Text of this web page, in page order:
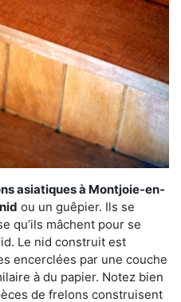
asiatiques à Montjoie-en-
ou un guêpier. Ils se
qu’ils mâchent pour se
Le nid construit est
encerclées par une couche
à du papier. Notez bien
de frelons construisent